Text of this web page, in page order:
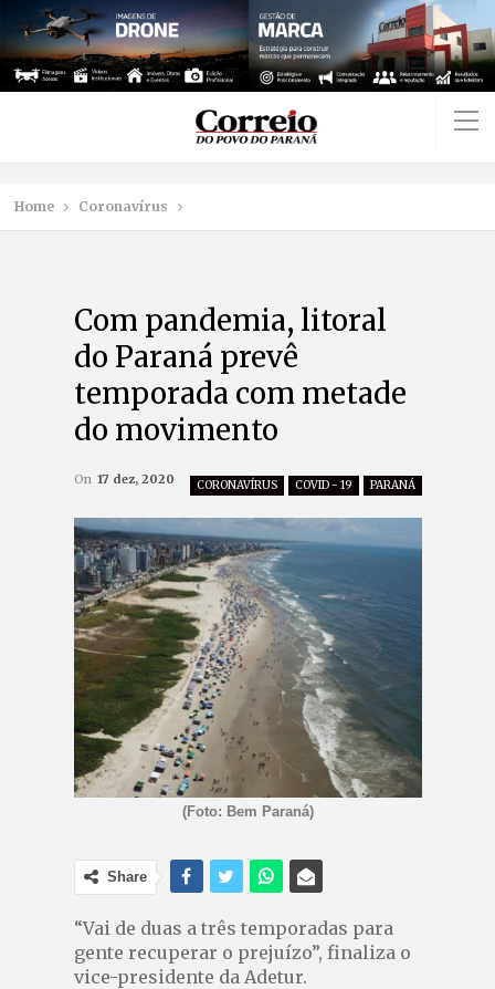
Home Coronavírus
Com pandemia, litoral
do Paraná prevê
temporada com metade
do movimento
CORONAVÍRUS COVID - 19 PARANÁ
On 17 dez, 2020
(Foto: Bem Paraná)
Share
“Vai de duas a três temporadas para
gente recuperar o prejuízo”, finaliza o
vice-presidente da Adetur.